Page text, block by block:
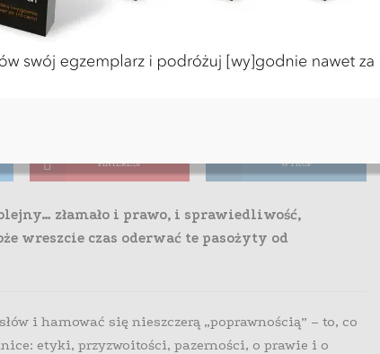
PINTEREST WYKOP
złamało i prawo, i sprawiedliwość,
wreszcie czas oderwać te pasożyty od
i hamować się nieszczerą „poprawnością” – to, co
etyki, przyzwoitości, pazerności, o prawie i o